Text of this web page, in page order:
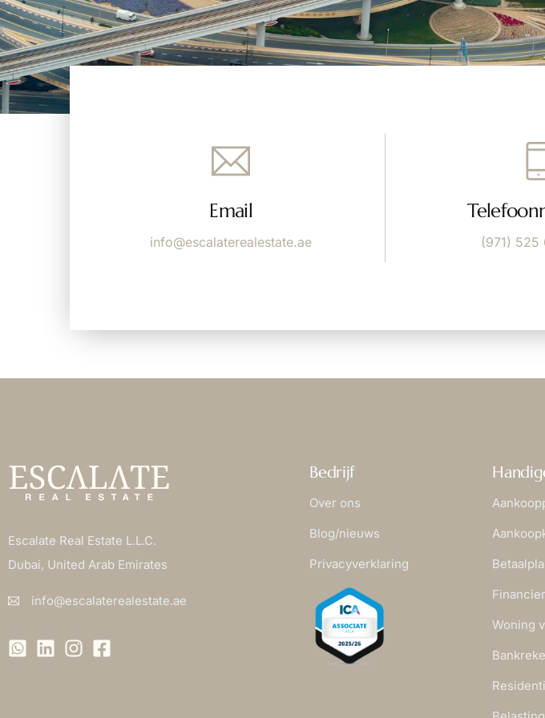
Email
info@escalaterealestate.ae (971) 525
Escalate Real Estate L.L.C.
Dubai, United Arab Emirates
info@escalaterealestate.ae
Bedrijf
Over ons
Blog/nieuws
Privacyverklaring
Woning